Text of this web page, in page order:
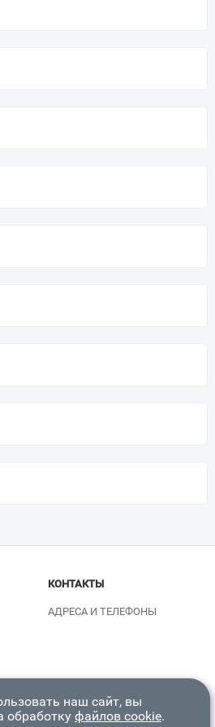
КОНТАКТЫ
АДРЕСА И ТЕЛЕФОНЫ
наш сайт, вы
обработку файлов cookie.